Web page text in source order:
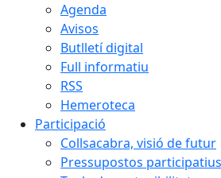
Agenda
Avisos
Butlletí digital
Full informatiu
RSS
Hemeroteca
Participació
Collsacabra, visió de futur
Pressupostos